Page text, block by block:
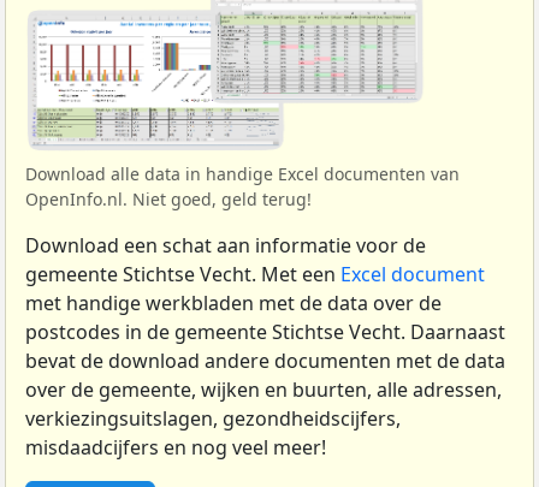
Download alle data in handige Excel documenten van
OpenInfo.nl. Niet goed, geld terug!
Download een schat aan informatie voor de
gemeente Stichtse Vecht. Met een Excel document
met handige werkbladen met de data over de
postcodes in de gemeente Stichtse Vecht. Daarnaast
bevat de download andere documenten met de data
over de gemeente, wijken en buurten, alle adressen,
verkiezingsuitslagen, gezondheidscijfers,
misdaadcijfers en nog veel meer!